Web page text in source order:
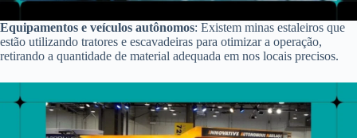
Equipamentos e veículos autônomos: Existem minas estaleiros que
estão utilizando tratores e escavadeiras para otimizar a operação,
retirando a quantidade de material adequada em nos locais precisos.